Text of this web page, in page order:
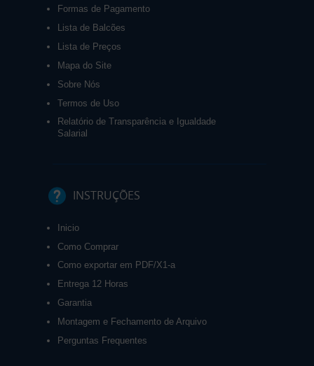
Formas de Pagamento
Lista de Balcões
Lista de Preços
Mapa do Site
Sobre Nós
Termos de Uso
Relatório de Transparência e Igualdade
Salarial
INSTRUÇÕES
Inicio
Como Comprar
Como exportar em PDF/X1-a
Entrega 12 Horas
Garantia
Montagem e Fechamento de Arquivo
Perguntas Frequentes